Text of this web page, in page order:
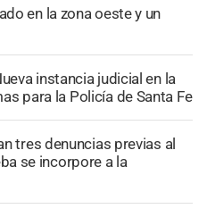
en la zona oeste y un
instancia judicial en la
para la Policía de Santa Fe
tres denuncias previas al
se incorpore a la